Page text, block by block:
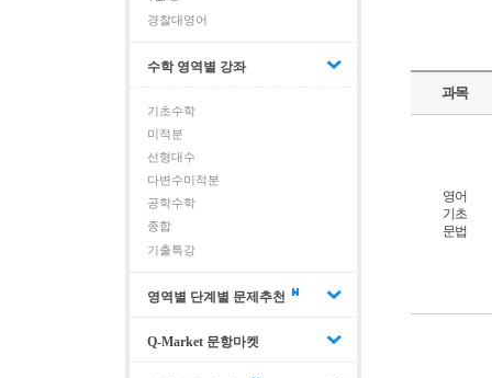
경찰대영어
수학 영역별 강좌
기초수학
미적분
선형대수
다변수미적분
공학수학
종합
기출특강
영역별 단계별 문제추천
Q-Market 문항마켓
과목
영어
기초
문법